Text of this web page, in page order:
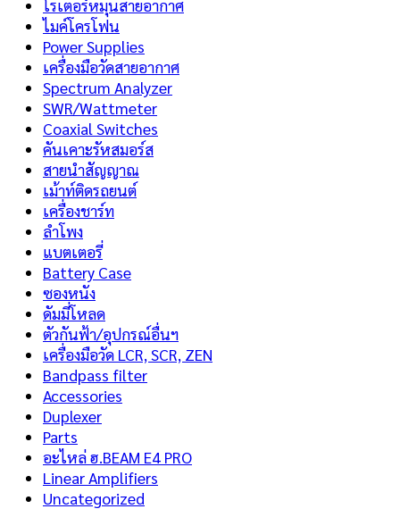
โรเตอร์หมุนสายอากาศ
ไมค์โครโฟน
Power Supplies
เครื่องมือวัดสายอากาศ
Spectrum Analyzer
SWR/Wattmeter
Coaxial Switches
คันเคาะรัหสมอร์ส
สายนำสัญญาณ
เม้าท์ติดรถยนต์
เครื่องชาร์ท
ลำโพง
แบตเตอรี่
Battery Case
ซองหนัง
ดัมมี่โหลด
ตัวกันฟ้า/อุปกรณ์อื่นฯ
เครื่องมือวัด LCR, SCR, ZEN
Bandpass filter
Accessories
Duplexer
Parts
อะไหล่ ฮ.BEAM E4 PRO
Linear Amplifiers
Uncategorized